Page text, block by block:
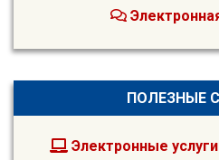
ПОЛЕЗНЫЕ
Электронные